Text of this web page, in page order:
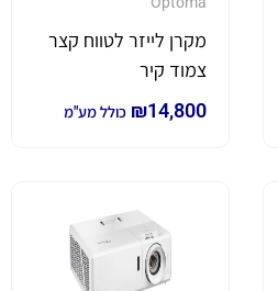
מקרן לייזר לטווח קצר
צמוד קיר
₪14,800 כולל מע"מ